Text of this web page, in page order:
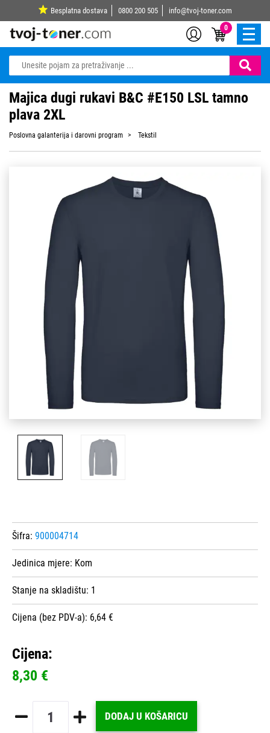
Besplatna dostava 0800 200 505 info@tvoj-toner.com
0
Majica dugi rukavi B&C #E150 LSL tamno
plava 2XL
Poslovna galanterija i darovni program Tekstil
Šifra: 900004714
Jedinica mjere: Kom
Stanje na skladištu: 1
Cijena (bez PDV-a): 6,64 €
Cijena:
8,30 €
DODAJ U KOŠARICU